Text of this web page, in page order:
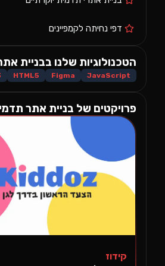
דפי נחיתה לקמפיינים
הטכנולוגיות שלנו בבניית
JavaScript
Figma
HTML5
פרויקטים של בניית אתר
קידוז